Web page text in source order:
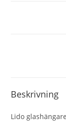
Beskrivning
Lido